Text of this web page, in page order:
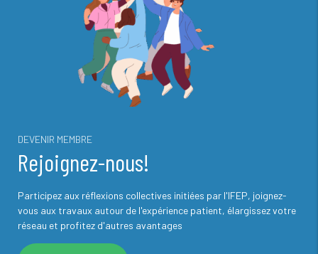
DEVENIR MEMBRE
Rejoignez-nous!
Participez aux réflexions collectives initiées par l'IFEP, joignez-
vous aux travaux autour de l'expérience patient, élargissez votre
réseau et profitez d'autres avantages